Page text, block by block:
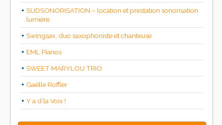
SUDSONORISATION – location et prestation sonorisation
lumière
Swingsax, duo saxophoniste et chanteuse
EML Pianos
SWEET MARYLOU TRIO
Gaëlle Roffler
Y a d’la Voix !